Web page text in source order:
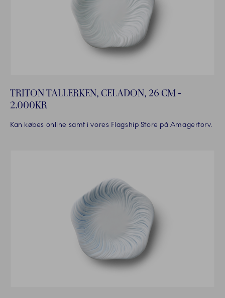
TRITON TALLERKEN, CELADON, 26 CM -
2.000KR
Kan købes online samt i vores Flagship Store på Amagertorv.